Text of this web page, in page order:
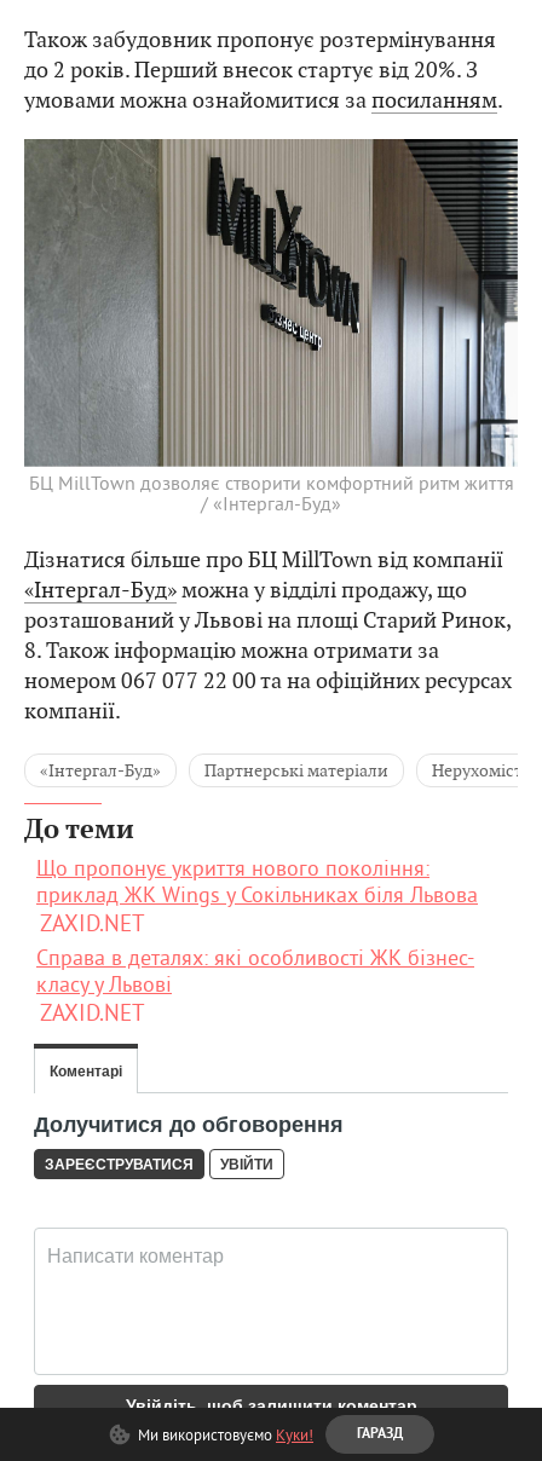
Також забудовник пропонує розтермінування
до 2 років. Перший внесок стартує від 20%. З
умовами можна ознайомитися за посиланням.
БЦ MillTown дозволяє створити комфортний ритм життя
/ «Інтергал-Буд»
Дізнатися більше про БЦ MillTown від компанії
«Інтергал-Буд»можна у відділі продажу, що
розташований у Львові на площі Старий Ринок,
8. Також інформацію можна отримати за
номером 067 077 22 00 та на офіційних ресурсах
компанії.
«Інтергал-Буд» Партнерські матеріали Нерухомість
До теми
Що пропонує укриття нового покоління:
приклад ЖК Wings у Сокільниках біля Львова
ZAXID.NET
Справа в деталях: які особливості ЖК бізнес-
класу у Львові
ZAXID.NET
Ми використовуємо Куки! ГАРАЗД